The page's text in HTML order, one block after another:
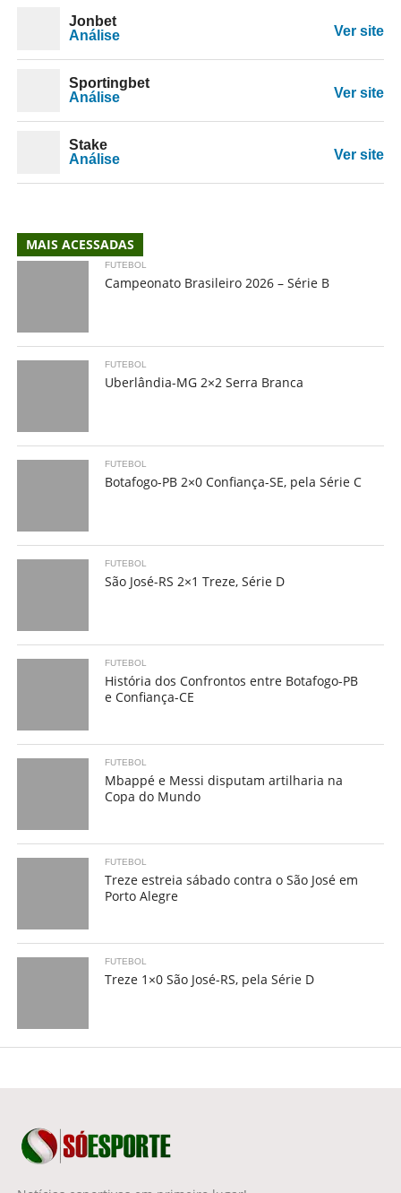
Jonbet
Análise
Ver site
Sportingbet
Análise
Ver site
Stake
Análise
Ver site
MAIS ACESSADAS
FUTEBOL
Campeonato Brasileiro 2026 – Série B
FUTEBOL
Uberlândia-MG 2×2 Serra Branca
FUTEBOL
Botafogo-PB 2×0 Confiança-SE, pela Série C
FUTEBOL
São José-RS 2×1 Treze, Série D
FUTEBOL
História dos Confrontos entre Botafogo-PB
e Confiança-CE
FUTEBOL
Mbappé e Messi disputam artilharia na
Copa do Mundo
FUTEBOL
Treze estreia sábado contra o São José em
Porto Alegre
FUTEBOL
Treze 1×0 São José-RS, pela Série D